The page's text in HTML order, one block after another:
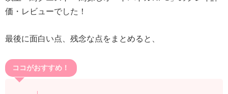
価・レビューでした！
最後に面白い点、残念な点をまとめると、
ココがおすすめ！